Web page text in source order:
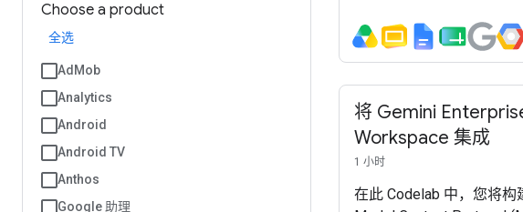
Choose a product
全选
AdMob
Analytics
Android
Android TV
Anthos
Google 助理
将 Gemini
Workspace 集成
1 小时
在此 Codelab 中，您将